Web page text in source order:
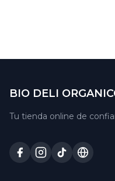
BIO DELI
Tu tienda online de